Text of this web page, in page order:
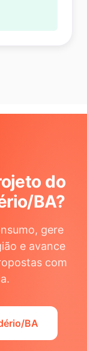
do
BA?
gere
e avance
com
BA